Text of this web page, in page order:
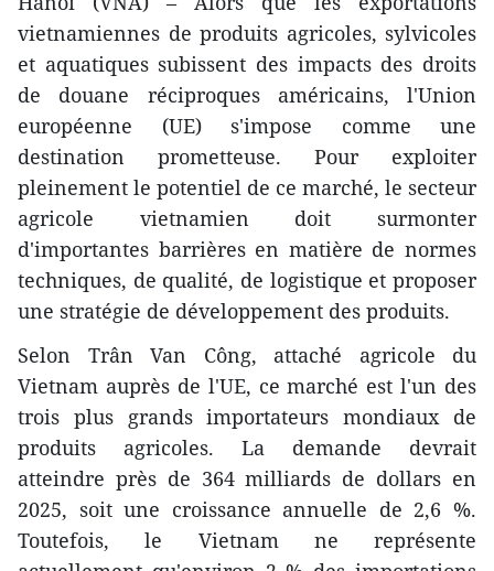
vietnamiennes de produits agricoles, sylvicoles
et aquatiques subissent des impacts des droits
de douane réciproques américains, l'Union
européenne (UE) s'impose comme une
destination prometteuse. Pour exploiter
pleinement le potentiel de ce marché, le secteur
agricole vietnamien doit surmonter
d'importantes barrières en matière de normes
techniques, de qualité, de logistique et proposer
une stratégie de développement des produits.
Selon Trân Van Công, attaché agricole du
Vietnam auprès de l'UE, ce marché est l'un des
trois plus grands importateurs mondiaux de
produits agricoles. La demande devrait
atteindre près de 364 milliards de dollars en
2025, soit une croissance annuelle de 2,6 %.
Toutefois, le Vietnam ne représente